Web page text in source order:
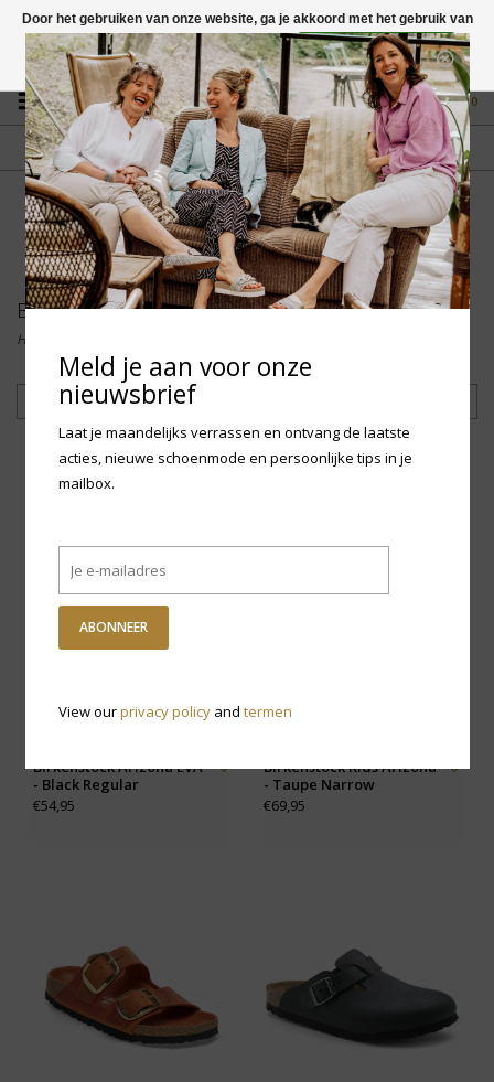
Vragen? App naar +31 58 250 1503
0
GRATIS VERZENDING NL
Vanaf € 75,-
FYSIEKE WINKEL
in Mantgum (frl)
fdad
Birkenstock
Home
Filteren
Birkenstock Arizona EVA
- Black Regular
€54,95
Birkenstock Kids Arizona
- Taupe Narrow
€69,95
Door het gebruiken van onze website, ga je akkoord met het gebruik van
cookies om onze website te verbeteren.
Dit bericht verbergen
Meer over cookies »
Meld je aan voor onze
nieuwsbrief
Laat je maandelijks verrassen en ontvang de laatste
acties, nieuwe schoenmode en persoonlijke tips in je
mailbox.
ABONNEER
View ourprivacy policyand termen